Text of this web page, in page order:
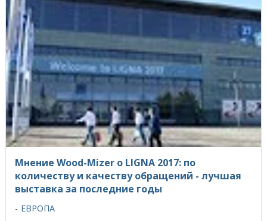
Мнение Wood-Mizer о LIGNA 2017: по
количеству и качеству обращений - лучшая
выставка за последние годы
ЕВРОПА